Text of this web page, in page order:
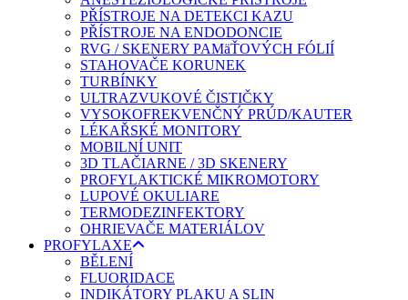
PŘÍSTROJE NA DETEKCI KAZU
PŘÍSTROJE NA ENDODONCIE
RVG / SKENERY PAMäŤOVÝCH FÓLIÍ
STAHOVAČE KORUNEK
TURBÍNKY
ULTRAZVUKOVÉ ČISTIČKY
VYSOKOFREKVENČNÝ PRÚD/KAUTER
LÉKAŘSKÉ MONITORY
MOBILNÍ UNIT
3D TLAČIARNE / 3D SKENERY
PROFYLAKTICKÉ MIKROMOTORY
LUPOVÉ OKULIARE
TERMODEZINFEKTORY
OHRIEVAČE MATERIÁLOV
PROFYLAXE
BĚLENÍ
FLUORIDACE
INDIKÁTORY PLAKU A SLIN